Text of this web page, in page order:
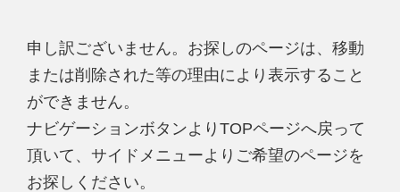
申し訳ございません。お探しのページは、移動
または削除された等の理由により表示すること
ができません。
ナビゲーションボタンよりTOPページへ戻って
頂いて、サイドメニューよりご希望のページを
お探しください。